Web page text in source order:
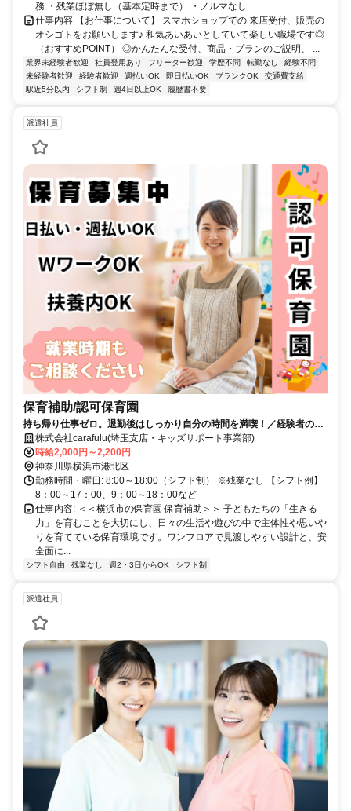
務 ・残業ほぼ無し（基本定時まで） ・ノルマなし
仕事内容 【お仕事について】 スマホショップでの 来店受付、販売の
オシゴトをお願いします♪ 和気あいあいとしていて楽しい職場です◎
（おすすめPOINT） ◎かんたんな受付、商品・プランのご説明、 ...
業界未経験者歓迎 社員登用あり フリーター歓迎 学歴不問 転勤なし
経験不問
未経験者歓迎
経験者歓迎 週払いOK 即日払いOK ブランクOK
交通費支給
駅近5分以内
シフト制 週4日以上OK 履歴書不要
派遣社員
保育補助/認可保育園
持ち帰り仕事ゼロ。退勤後はしっかり自分の時間を満喫！／経験者の方
は優遇いたします！！
株式会社carafulu(埼玉支店・キッズサポート事業部)
時給2,000円～2,200円
神奈川県横浜市港北区
勤務時間・曜日: 8:00～18:00（シフト制） ※残業なし 【シフト例】
8：00～17：00、9：00～18：00など
仕事内容: ＜＜横浜市の保育園 保育補助＞＞ 子どもたちの「生きる
力」を育むことを大切にし、日々の生活や遊びの中で主体性や思いや
りを育てている保育環境です。ワンフロアで見渡しやすい設計と、安
全面に...
シフト自由 残業なし 週2・3日からOK シフト制
派遣社員